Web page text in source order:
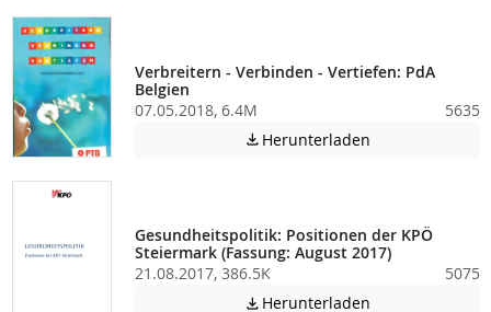
Verbreitern - Verbinden - Vertiefen: PdA
Belgien
07.05.2018, 6.4M
5635
 Herunterladen
Gesundheitspolitik: Positionen der KPÖ
Steiermark (Fassung: August 2017)
21.08.2017, 386.5K
5075
 Herunterladen